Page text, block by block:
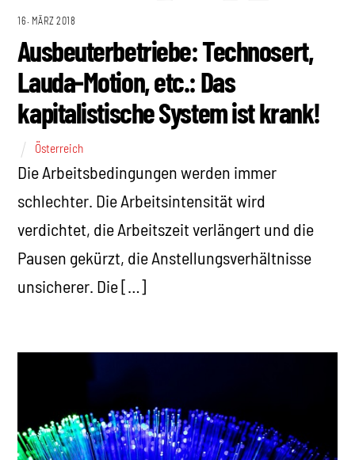
16. MÄRZ 2018
Ausbeuterbetriebe: Technosert,
Lauda-Motion, etc.: Das
kapitalistische System ist krank!
Österreich
Die Arbeitsbedingungen werden immer
schlechter. Die Arbeitsintensität wird
verdichtet, die Arbeitszeit verlängert und die
Pausen gekürzt, die Anstellungsverhältnisse
unsicherer. Die […]